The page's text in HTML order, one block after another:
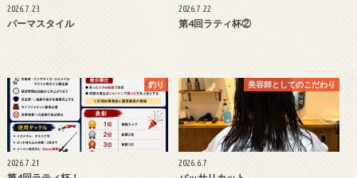
2026.7.23
パーマスタイル
2026.7.22
第4回ラティ杯②
釣り
2026.7.21
美容師としてのこだわり
2026.6.7